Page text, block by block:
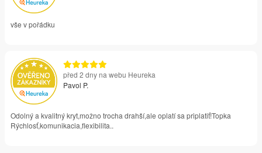
vše v pořádku
před 2 dny na webu Heureka
Pavol P.
Odolný a kvalitný kryt,možno trocha drahší,ale oplatí sa priplatiť!Topka
Rýchlosť,komunikacia,flexibilita..